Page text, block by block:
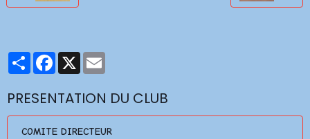
PartagerFacebook
X
PRESENTATION DU CLUB
COMITE DIRECTEUR